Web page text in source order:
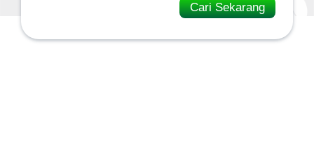
Cari Sekarang